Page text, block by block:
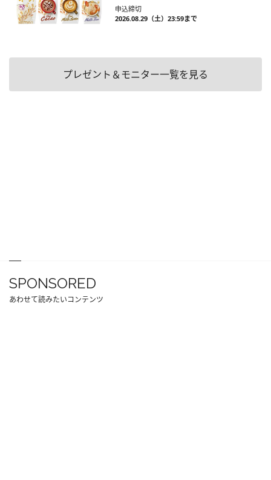
申込締切
2026.08.29（土）23:59まで
プレゼント＆モニター一覧を見る
SPONSORED
あわせて読みたいコンテンツ